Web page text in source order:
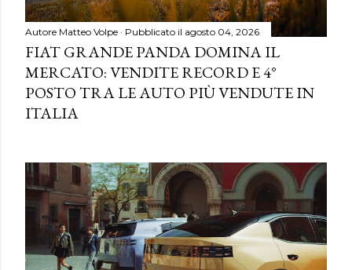
Autore Matteo Volpe Pubblicato il agosto 04, 2026
FIAT GRANDE PANDA DOMINA IL
MERCATO: VENDITE RECORD E 4°
POSTO TRA LE AUTO PIÙ VENDUTE IN
ITALIA